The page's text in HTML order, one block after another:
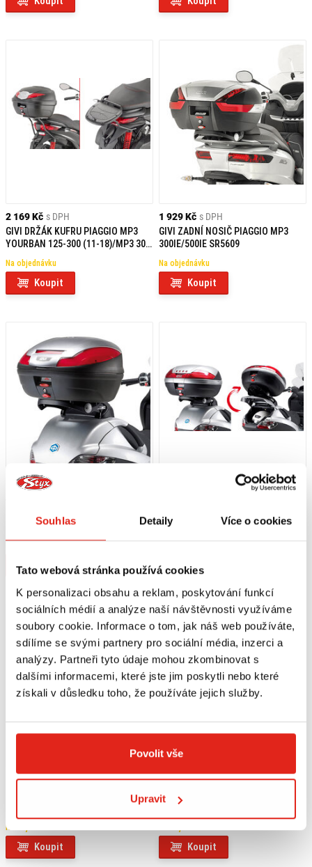
Souhlas Detaily Více o cookies
Tato webová stránka používá cookies
K personalizaci obsahu a reklam, poskytování funkcí
sociálních médií a analýze naší návštěvnosti využíváme
soubory cookie. Informace o tom, jak náš web používáte,
sdílíme se svými partnery pro sociální média, inzerci a
analýzy. Partneři tyto údaje mohou zkombinovat s
dalšími informacemi, které jste jim poskytli nebo které
získali v důsledku toho, že používáte jejich služby.
Povolit vše
Upravit
2 169 Kč s DPH
GIVI DRŽÁK KUFRU PIAGGIO MP3
YOURBAN 125-300 (11-18)/MP3 300
Na objednávku
Koupit
1 929 Kč s DPH
GIVI ZADNÍ NOSIČ PIAGGIO MP3
300IE/500IE SR5609
Na objednávku
Koupit
SR134M
Koupit
SR134
Koupit
1 809 Kč s DPH
Na objednávku
Koupit
4 099 Kč s DPH
GIVI PLEXI PIAGGIO MP3 300 HPE
(19-20) D5614ST
Koupit